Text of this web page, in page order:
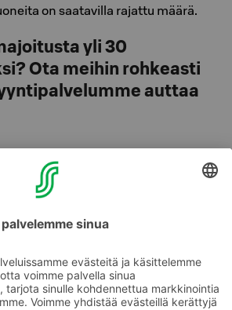
on saatavilla rajattu määrä.
yli 30
Ota meihin rohkeasti
auttaa
(ma-pe klo 8.30–16.30)